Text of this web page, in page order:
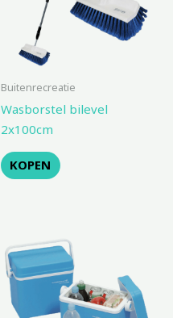
Buitenrecreatie
Wasborstel bilevel
2x100cm
KOPEN